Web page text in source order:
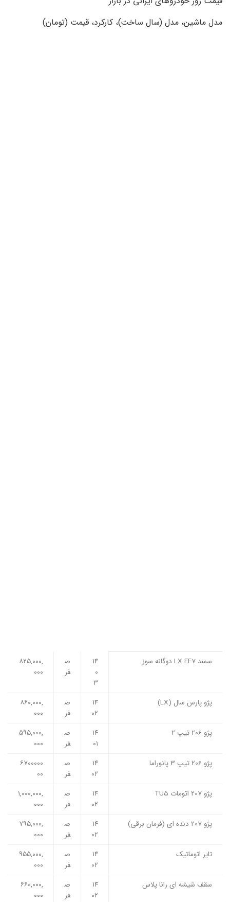
مدل ماشین، مدل (سال ساخت)، کارکرد، قیمت (تومان)
سمند LX EF7 دوگانه سوز
۱۴
۰
۳
ص
فر
۸۲۵,۰۰۰,
۰۰۰
پژو پارس سال (LX)
۱۴
۰۲
ص
فر
۸۶۰,۰۰۰,
۰۰۰
پژو 206 تیپ 2
۱۴
۰۱
ص
فر
۵۹۵,۰۰۰,
۰۰۰
پژو 206 تیپ 3 پانوراما
۱۴
۰۲
ص
فر
۶۷۰۰۰۰۰
۰۰
پژو 207 اتومات TU5
۱۴
۰۲
ص
فر
۱,۰۰۰,۰۰۰,
۰۰۰
پژو 207 دنده ای (فرمان برقی)
۱۴
۰۲
ص
فر
۷۹۵,۰۰۰,
۰۰۰
تایر اتوماتیک
۱۴
۰۲
ص
فر
۹۵۵,۰۰۰,
۰۰۰
سقف شیشه ای رانا پلاس
۱۴
۰۲
ص
فر
۶۶۰,۰۰۰,
۰۰۰